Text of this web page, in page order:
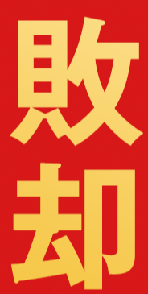
5,000〜3万
円
5,000〜1万
円